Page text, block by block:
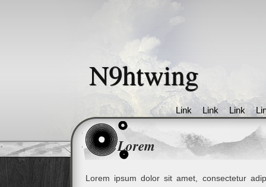
N9htwing
Link Link Link
Lorem
Lorem ipsum dolor sit amet, consectetur